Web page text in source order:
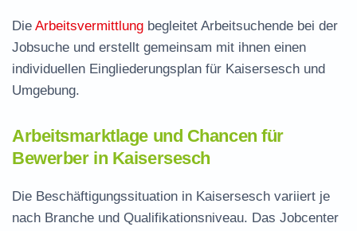
Die Arbeitsvermittlung begleitet Arbeitsuchende bei der
Jobsuche und erstellt gemeinsam mit ihnen einen
individuellen Eingliederungsplan für Kaisersesch und
Umgebung.
Arbeitsmarktlage und Chancen für
Bewerber in Kaisersesch
Die Beschäftigungssituation in Kaisersesch variiert je
nach Branche und Qualifikationsniveau. Das Jobcenter